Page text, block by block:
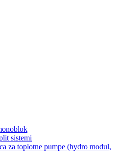
sistemi
za toplotne pumpe (hydro modul,